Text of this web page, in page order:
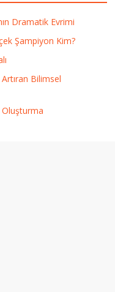
Dramatik Evrimi
Şampiyon Kim?
Bilimsel